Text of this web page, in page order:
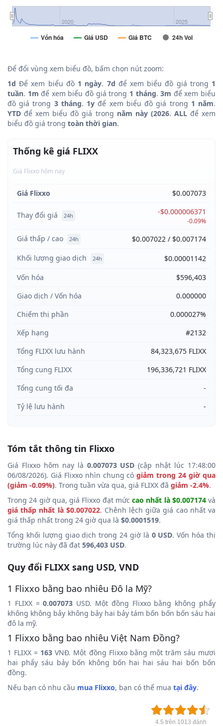
Vốn hóa Giá USD Giá BTC 24h Vol
2020 2025
Để đổi vùng xem biểu đồ, bấm chọn nút zoom:
1d Để xem biểu đồ 1 ngày. 7d để xem biểu đồ giá trong 1
tuần. 1m để xem biểu đồ giá trong 1 tháng.3m để xem biểu
đồ giá trong 3 tháng. 1y để xem biểu đồ giá trong 1 năm.
YTD để xem biểu đồ giá trong năm này (2026. ALLđể xem
biểu đồ giá trong toàn thời gian.
Thống kê giá FLIXX
Giá Flixxo hôm nay
Giá Flixxo $0.007073
Thay đổi giá 24h -$0.000006371
-0.09%
Giá thấp / cao 24h
$0.007022 / $0.007174
Khối lượng giao dịch
24h
$0.00001142
Vốn hóa
$596,403
Giao dịch / Vốn hóa
0.000000
Chiếm thị phần
0.000027%
Xếp hạng
#2132
Tổng FLIXX lưu hành
84,323,675 FLIXX
Tổng cung FLIXX
196,336,721 FLIXX
Tổng cung tối đa
-
Tỷ lệ lưu hành
-
Tóm tắt thông tin Flixxo
Giá Flixxo hôm nay là 0.007073 USD (cập nhật lúc 17:48:00
06/08/2026). Giá Flixxo nhìn chung cógiảm trong 24 giờ qua
(giảm -0.09%). Trong tuần vừa qua, giá FLIXX đã giảm -2.4%.
Trong 24 giờ qua, giá Flixxo đạt mức cao nhất là $0.007174và
giá thấp nhất là $0.007022. Chênh lệch giữa giá cao nhất va
giá thấp nhất trong 24 giờ qua là $0.0001519.
Tổng khối lượng giao dịch trong 24 giờ là 0 USD. Vốn hóa thị
trường lúc này đã đạt 596,403 USD.
Quy đổi FLIXX sang USD, VND
1 Flixxo bằng bao nhiêu Đô la Mỹ?
1 FLIXX =0.007073 USD. Một đồng Flixxo bằng không phẩy
không không bảy không bảy hai bảy tám bốn bốn bốn sáu hai
đô la mỹ.
1 Flixxo bằng bao nhiêu Việt Nam Đồng?
1 FLIXX = 163 VNĐ. Một đồng Flixxo bằng một trăm sáu mươi
hai phẩy sáu bảy bốn không bốn hai hai sáu hai bốn bốn
đồng.
Nếu bạn có nhu cầu mua Flixxo, bạn có thể mua tại đây.
4.5 trên 1013 đánh